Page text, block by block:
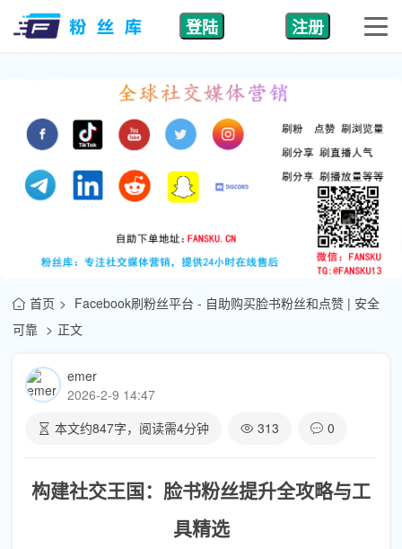
登陆 注册
首页
Facebook刷粉丝平台 - 自助购买脸书粉丝和点赞 | 安全
可靠
正文
emer
2026-2-9 14:47
本文约847字，阅读需4分钟 313 0
构建社交王国：脸书粉丝提升全攻略与工
具精选